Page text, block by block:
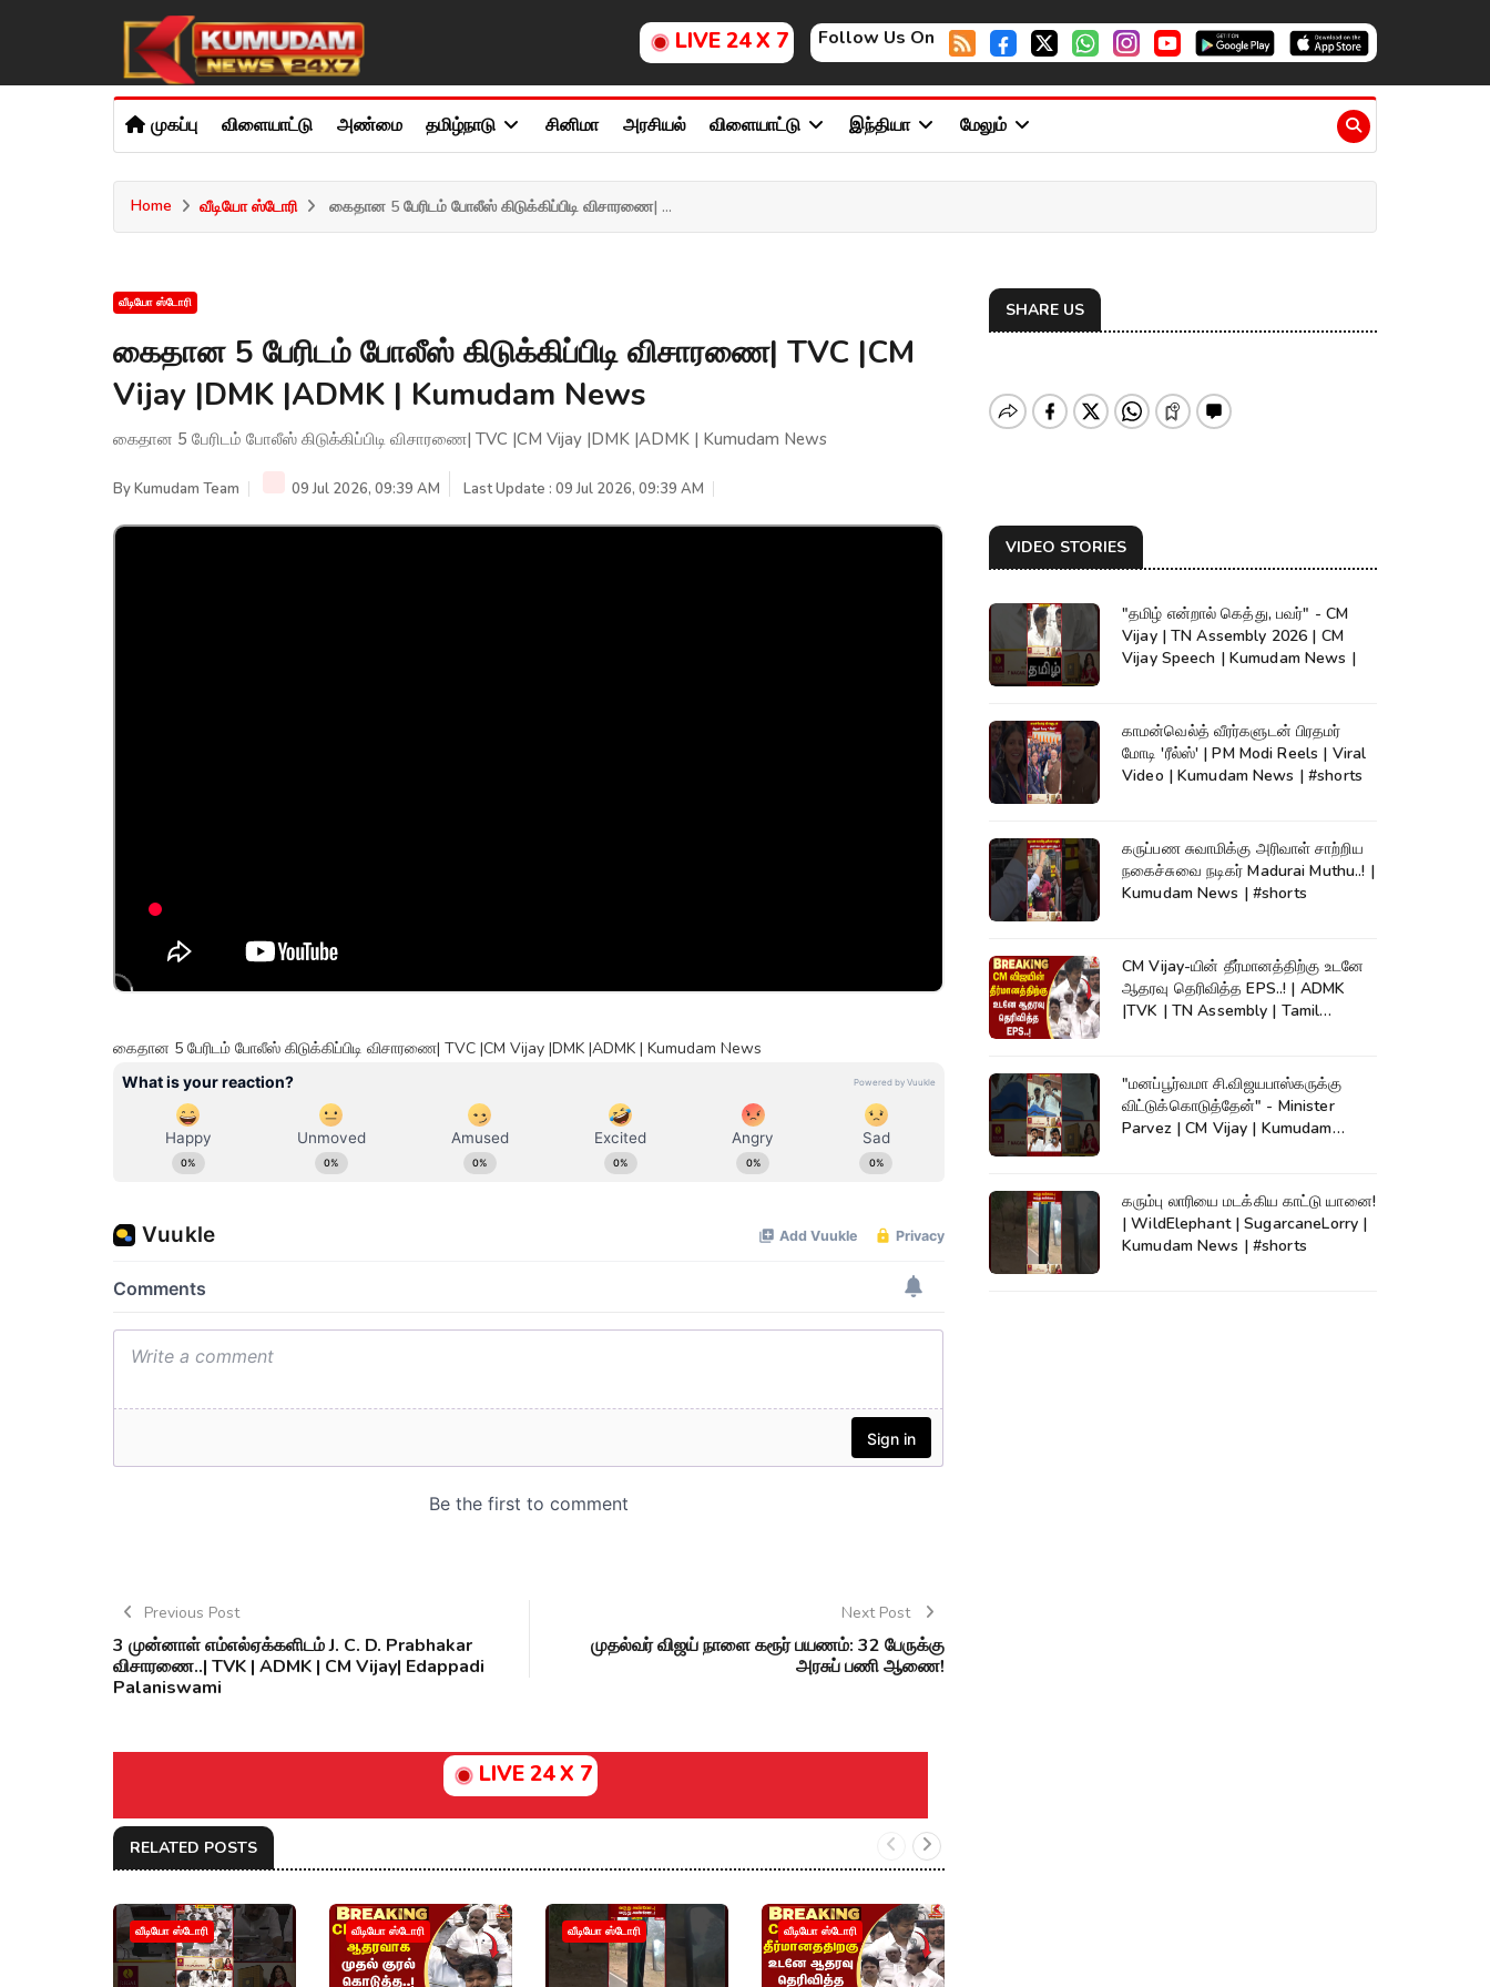
LIVE 24 X 7 Follow Us On
முகப்பு விளையாட்டு அண்மை தமிழ்நாடு சினிமா அரசியல் விளையாட்டு இந்தியா மேலும்
Home வீடியோ ஸ்டோரி கைதான 5 பேரிடம் போலீஸ் கிடுக்கிப்பிடி விசாரணை| ...
வீடியோ ஸ்டோரி
கைதான 5 பேரிடம் போலீஸ் கிடுக்கிப்பிடி விசாரணை| TVC |CM
Vijay |DMK |ADMK | Kumudam News
கைதான 5 பேரிடம் போலீஸ் கிடுக்கிப்பிடி விசாரணை| TVC |CM Vijay |DMK |ADMK | Kumudam News
ByKumudam Team 09 Jul 2026, 09:39 AM Last Update : 09 Jul 2026, 09:39 AM
கைதான 5 பேரிடம் போலீஸ் கிடுக்கிப்பிடி விசாரணை| TVC |CM Vijay |DMK |ADMK | Kumudam News
Previous Post
3 முன்னாள் எம்எல்ஏக்களிடம் J. C. D. Prabhakar
விசாரணை..| TVK | ADMK | CM Vijay| Edappadi
Palaniswami
Next Post
முதல்வர் விஜய் நாளை கரூர் பயணம்: 32 பேருக்கு
அரசுப் பணி ஆணை!
LIVE 24 X 7
RELATED POSTS
வீடியோ ஸ்டோரி வீடியோ ஸ்டோரி வீடியோ ஸ்டோரி வீடியோ ஸ்டோரி
SHARE US
VIDEO STORIES
"தமிழ் என்றால் கெத்து, பவர்" - CM
Vijay | TN Assembly 2026 | CM
Vijay Speech | Kumudam News |
காமன்வெல்த் வீரர்களுடன் பிரதமர்
மோடி 'ரீல்ஸ்' | PM Modi Reels | Viral
Video | Kumudam News | #shorts
கருப்பண சுவாமிக்கு அரிவாள் சாற்றிய
நகைச்சுவை நடிகர் Madurai Muthu..! |
Kumudam News | #shorts
CM Vijay-யின் தீர்மானத்திற்கு உடனே
ஆதரவு தெரிவித்த EPS..! | ADMK
|TVK | TN Assembly | Tamil
"மனப்பூர்வமா சி.விஜயபாஸ்கருக்கு
விட்டுக்கொடுத்தேன்" - Minister
Parvez | CM Vijay | Kumudam
கரும்பு லாரியை மடக்கிய காட்டு யானை!
| WildElephant | SugarcaneLorry |
Kumudam News | #shorts